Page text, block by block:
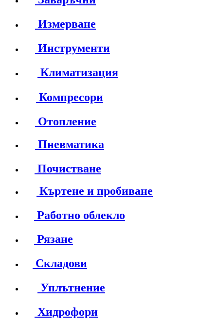
Измерване
Инструменти
Климатизация
Компресори
Отопление
Пневматика
Почистване
Къртене и пробиване
Работно облекло
Рязане
Складови
Уплътнение
Хидрофори